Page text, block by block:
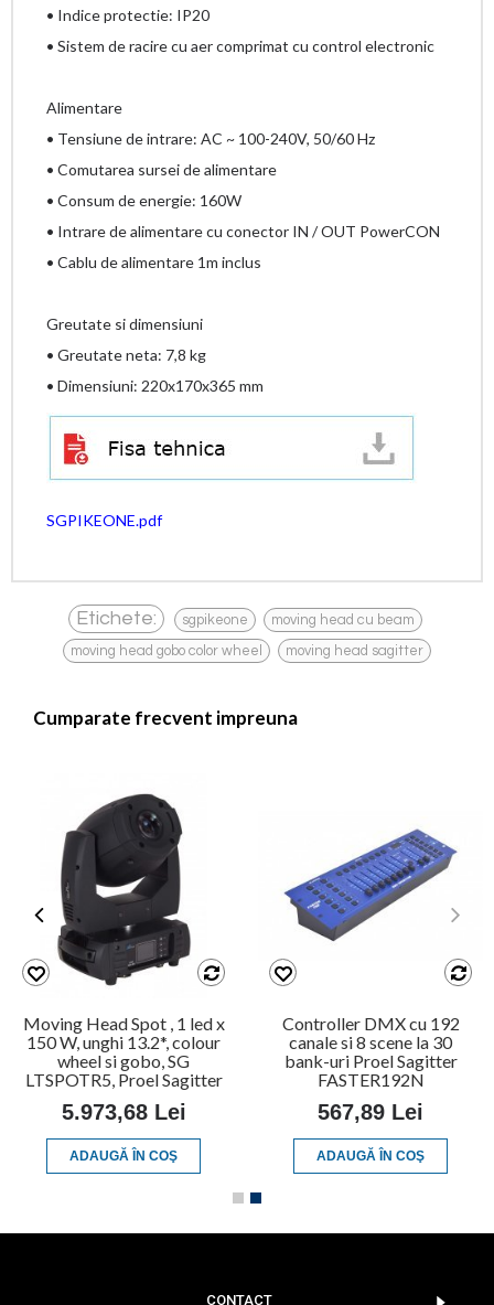
• Indice protectie: IP20
• Sistem de racire cu aer comprimat cu control electronic
Alimentare
• Tensiune de intrare: AC ~ 100-240V, 50/60 Hz
• Comutarea sursei de alimentare
• Consum de energie: 160W
• Intrare de alimentare cu conector IN / OUT PowerCON
• Cablu de alimentare 1m inclus
Greutate si dimensiuni
• Greutate neta: 7,8 kg
• Dimensiuni: 220x170x365 mm
SGPIKEONE.pdf
Etichete: sgpikeone moving head cu beam
moving head gobo color wheel moving head sagitter
Cumparate frecvent impreuna
Moving Head Spot , 1 led x
150 W, unghi 13.2*, colour
wheel si gobo, SG
LTSPOTR5, Proel Sagitter
5.973,68 Lei
ADAUGĂ ÎN COŞ
Controller DMX cu 192
canale si 8 scene la 30
bank-uri Proel Sagitter
FASTER192N
567,89 Lei
ADAUGĂ ÎN COŞ
CONTACT